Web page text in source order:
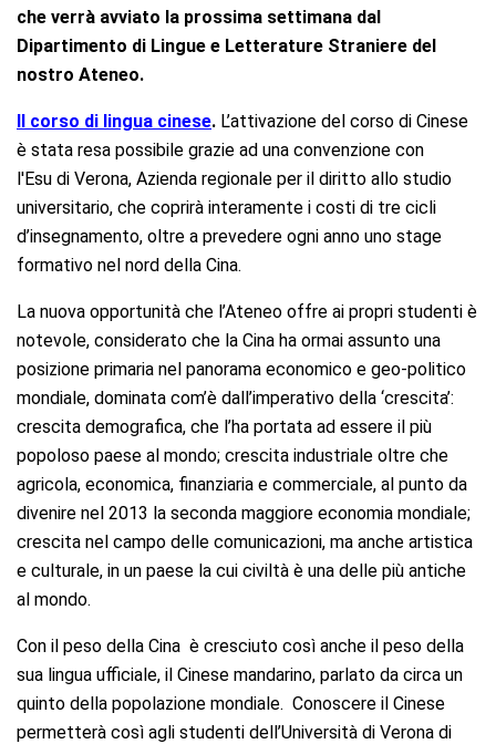
che verrà avviato la prossima settimana dal
Dipartimento di Lingue e Letterature Straniere del
nostro Ateneo.
Il corso di lingua cinese. L’attivazione del corso di Cinese
è stata resa possibile grazie ad una convenzione con
l'Esu di Verona, Azienda regionale per il diritto allo studio
universitario, che coprirà interamente i costi di tre cicli
d’insegnamento, oltre a prevedere ogni anno uno stage
formativo nel nord della Cina.
La nuova opportunità che l’Ateneo offre ai propri studenti è
notevole, considerato che la Cina ha ormai assunto una
posizione primaria nel panorama economico e geo-politico
mondiale, dominata com’è dall’imperativo della ‘crescita’:
crescita demografica, che l’ha portata ad essere il più
popoloso paese al mondo; crescita industriale oltre che
agricola, economica, finanziaria e commerciale, al punto da
divenire nel 2013 la seconda maggiore economia mondiale;
crescita nel campo delle comunicazioni, ma anche artistica
e culturale, in un paese la cui civiltà è una delle più antiche
al mondo.
Con il peso della Cina è cresciuto così anche il peso della
sua lingua ufficiale, il Cinese mandarino, parlato da circa un
quinto della popolazione mondiale. Conoscere il Cinese
permetterà così agli studenti dell’Università di Verona di